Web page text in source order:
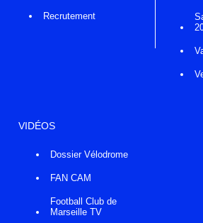
Recrutement
VIDÉOS
Dossier Vélodrome
FAN CAM
Football Club de
Marseille TV